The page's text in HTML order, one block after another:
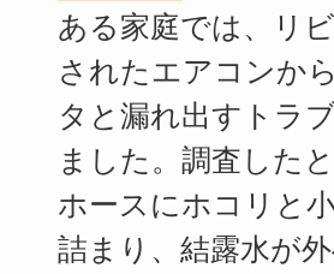
ある家庭では、リ
されたエアコンか
タと漏れ出すトラ
ました。調査した
ホースにホコリと
詰まり、結露水が